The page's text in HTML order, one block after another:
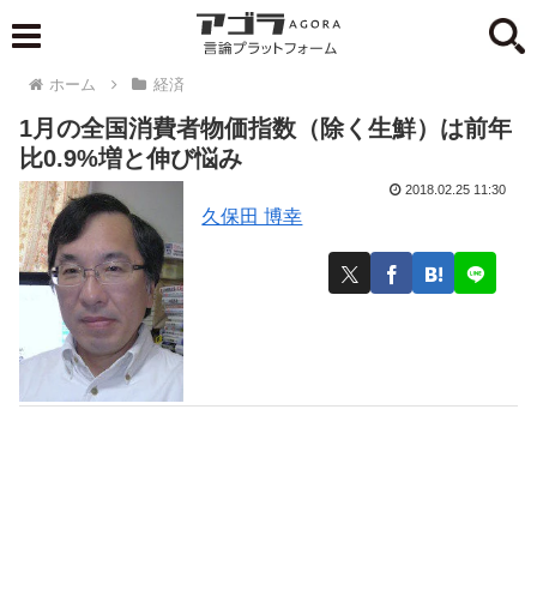
ホーム 経済
1月の全国消費者物価指数（除く生鮮）は前年
比0.9%増と伸び悩み
久保田 博幸
2018.02.25 11:30